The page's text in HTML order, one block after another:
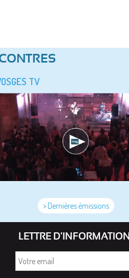
TV
> Dernières émissions
LETTRE D'INFORMATION